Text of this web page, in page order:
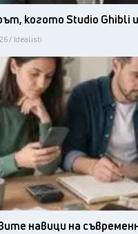
когото Studio Ghibli
/ Idealisti
навици на